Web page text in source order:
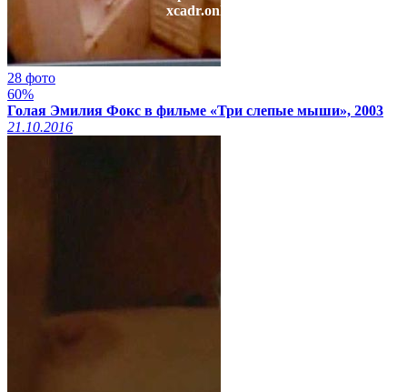
xcadr.online
28 фото
60%
Голая Эмилия Фокс в фильме «Три слепые мыши», 2003
21.10.2016